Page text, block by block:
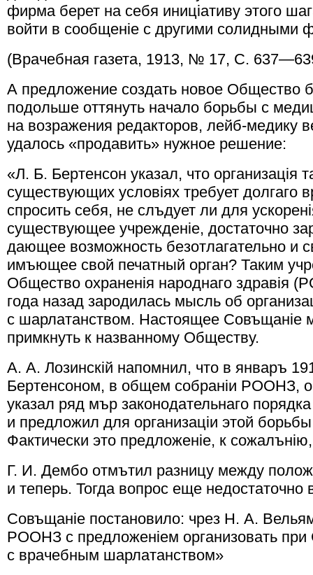
фирма берет на себя иницiативу этого
войти в сообщенiе с другими солидными
(Врачебная газета, 1913, № 17, С.
А предложение создать новое Общество
подольше оттянуть начало борьбы с
на возражения редакторов, лейб-медику
удалось «продавить» нужное решение:
«Л. Б. Бертенсон указал, что организацiя
существующих условiях требует долгаго
спросить себя, не слъдует ли для
существующее учрежденiе, достаточно
дающее возможность безотлагательно и
имъющее свой печатный орган? Таким
Общество охраненiя народнаго здравiя
года назад зародилась мысль об
с шарлатанством. Настоящее Совъщанiе
примкнуть к названному Обществу.
А. А. Лозинскiй напомнил, что в январъ
Бертенсоном, в общем собранiи РООНЗ,
указал ряд мър законодательнаго
и предложил для организацiи этой
Фактически это предложенiе, к
Г. И. Дембо отмътил разницу между
и теперь. Тогда вопрос еще недостаточно
Совъщанiе постановило: чрез Н. А.
РООНЗ с предложенiем организовать
с врачебным шарлатанством»